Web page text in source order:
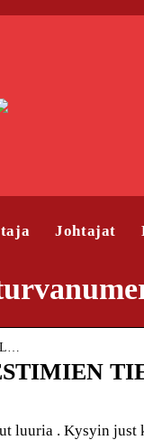
Johtajat
luuria . Kysyin